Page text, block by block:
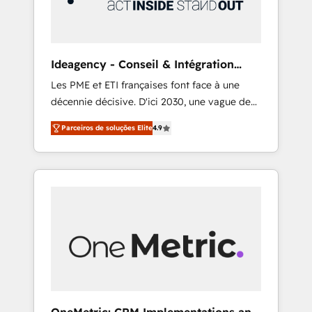
integrations 🤖 AI workflows & enrichment 📘
rely on for scalable revenue insights.
Ideagency - Conseil & Intégration
HubSpot
Les PME et ETI françaises font face à une
décennie décisive. D'ici 2030, une vague de
consolidation va recomposer le marché.
Seules survivront les entreprises qui auront
réussi leur transformation. Le problème ?
58% des dirigeants savent que l'IA est vitale
conscience totale, action nulle. La solution
s'appelle l'Entreprise Augmentée. Ce n'est pas
Parceiros de soluções Elite4.9